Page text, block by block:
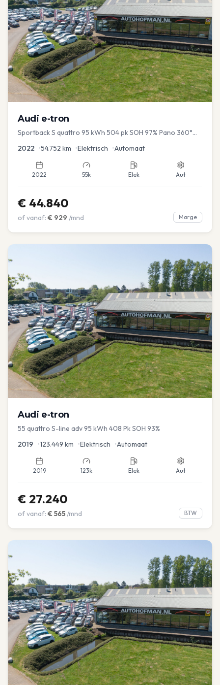
Audi e-tron
Sportback S quattro 95 kWh 504 pk SOH 97% Pano 360°
2022 •54.752 km •Elektrisch •Automaat
2022 55k Elek Aut
€ 44.840
of vanaf: € 929 /mnd Marge
Audi e-tron
55 quattro S-line adv 95 kWh 408 Pk SOH 93%
2019 •123.449 km •Elektrisch •Automaat
2019 123k Elek Aut
€ 27.240
of vanaf: € 565/mnd BTW